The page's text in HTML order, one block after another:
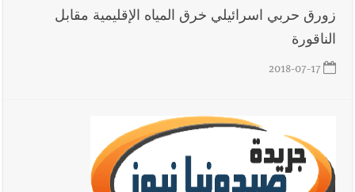
زورق حربي اسرائيلي خرق المياه الإقليمية مقابل
الناقورة
2018-07-17